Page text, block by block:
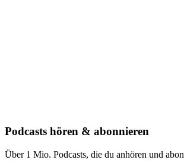
Podcasts hören & abonnieren
Über 1 Mio. Podcasts, die du anhören und